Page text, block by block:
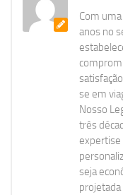
Com
anos no
se em
Nosso
três
expertise
seja
projetada